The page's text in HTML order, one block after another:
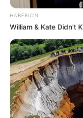
HABERION
William & Kate Didn't